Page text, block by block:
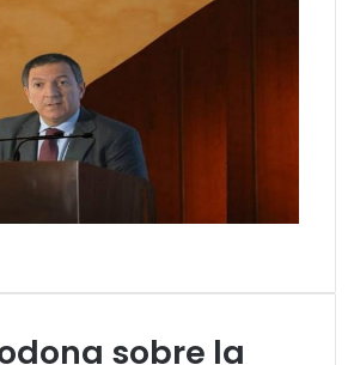
sobre la